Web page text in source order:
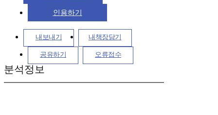
인용하기
내보내기 내책장담기
공유하기 오류접수
분석정보